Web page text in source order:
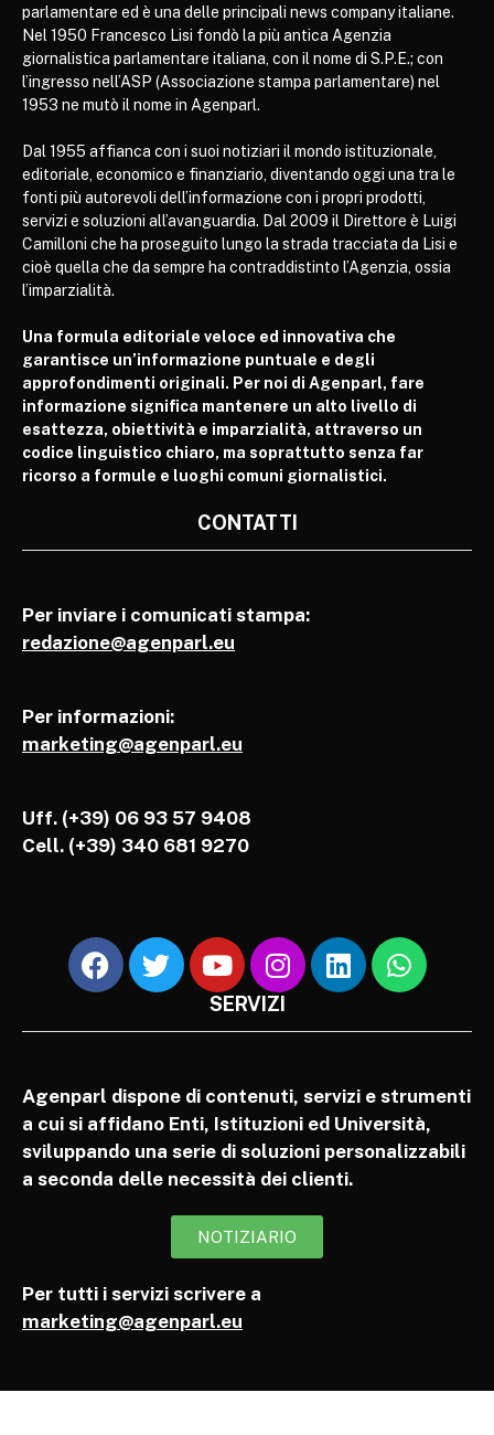
parlamentare ed è una delle principali news company italiane.
Nel 1950 Francesco Lisi fondò la più antica Agenzia
giornalistica parlamentare italiana, con il nome di S.P.E.; con
l’ingresso nell’ASP (Associazione stampa parlamentare) nel
1953 ne mutò il nome in Agenparl.
Dal 1955 affianca con i suoi notiziari il mondo istituzionale,
editoriale, economico e finanziario, diventando oggi una tra le
fonti più autorevoli dell’informazione con i propri prodotti,
servizi e soluzioni all’avanguardia. Dal 2009 il Direttore è Luigi
Camilloni che ha proseguito lungo la strada tracciata da Lisi e
cioè quella che da sempre ha contraddistinto l’Agenzia, ossia
l’imparzialità.
Una formula editoriale veloce ed innovativa che
garantisce un’informazione puntuale e degli
approfondimenti originali. Per noi di Agenparl, fare
informazione significa mantenere un alto livello di
esattezza, obiettività e imparzialità, attraverso un
codice linguistico chiaro, ma soprattutto senza far
ricorso a formule e luoghi comuni giornalistici.
CONTATTI
Per inviare i comunicati stampa:
redazione@agenparl.eu
Per informazioni:
marketing@agenparl.eu
Uff. (+39) 06 93 57 9408
Cell. (+39) 340 681 9270
SERVIZI
Agenparl dispone di contenuti, servizi e strumenti
a cui si affidano Enti, Istituzioni ed Università,
sviluppando una serie di soluzioni personalizzabili
a seconda delle necessità dei clienti.
NOTIZIARIO
Per tutti i servizi scrivere a
marketing@agenparl.eu